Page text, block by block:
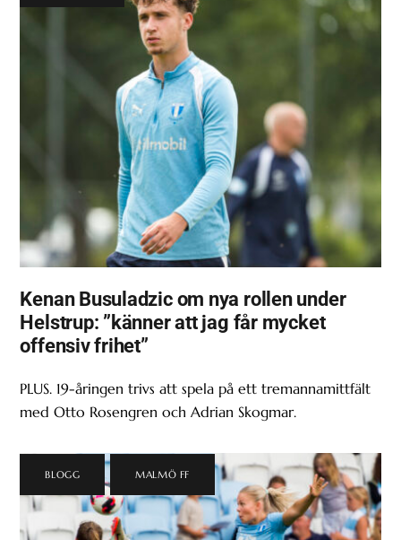
Kenan Busuladzic om nya rollen under
Helstrup: ”känner att jag får mycket
offensiv frihet”
PLUS. 19-åringen trivs att spela på ett tremannamittfält
med Otto Rosengren och Adrian Skogmar.
BLOGG MALMÖ FF